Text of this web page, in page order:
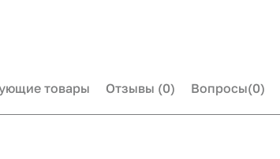
товары Отзывы (0) Вопросы(0)